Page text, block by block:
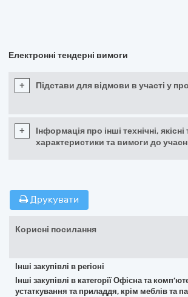
Електронні тендерні вимоги
+ Підстави для відмови в участі у
+
Інформація про інші технічні, якісні
характеристики та вимоги до
Друкувати
Корисні посилання
Інші закупівлі в регіоні
Інші закупівлі в категорії Офісна та
устаткування та приладдя, крім меблів та